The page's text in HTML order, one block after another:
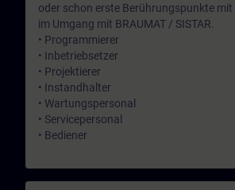
oder schon erste Berührungspunkte
im Umgang mit BRAUMAT / SISTAR.
• Programmierer
• Inbetriebsetzer
• Projektierer
• Instandhalter
• Wartungspersonal
• Servicepersonal
• Bediener